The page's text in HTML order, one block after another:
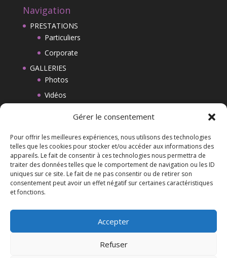
Gérer le consentement
Pour offrir les meilleures expériences, nous utilisons des technologies
telles que les cookies pour stocker et/ou accéder aux informations des
appareils. Le fait de consentir à ces technologies nous permettra de
traiter des données telles que le comportement de navigation ou les ID
uniques sur ce site. Le fait de ne pas consentir ou de retirer son
consentement peut avoir un effet négatif sur certaines caractéristiques
et fonctions.
Accepter
Refuser
Navigation
PRESTATIONS
Particuliers
Corporate
GALLERIES
Photos
Vidéos
MENTIONS LEGALES
CGV
Politique de cookies (UE)